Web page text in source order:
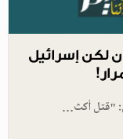
لكن إسرائيل
"قتل أكث…